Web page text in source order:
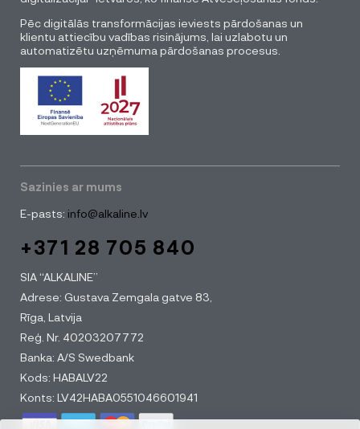
Pēc digitālās transformācijas ieviests pārdošanas un
klientu attiecību vadības risinājums, lai uzlabotu un
automatizētu uzņēmuma pārdošanas procesus.
Sazinies ar mums
E-pasts: info@alkaline.lv
+371 28 705 840
SIA “ALKALINE”
Adrese: Gustava Zemgala gatve 83,
Rīga, Latvija
Reģ. Nr. 40203207772
Banka: A/S Swedbank
Kods: HABALV22
Konts: LV42HABA0551046601941